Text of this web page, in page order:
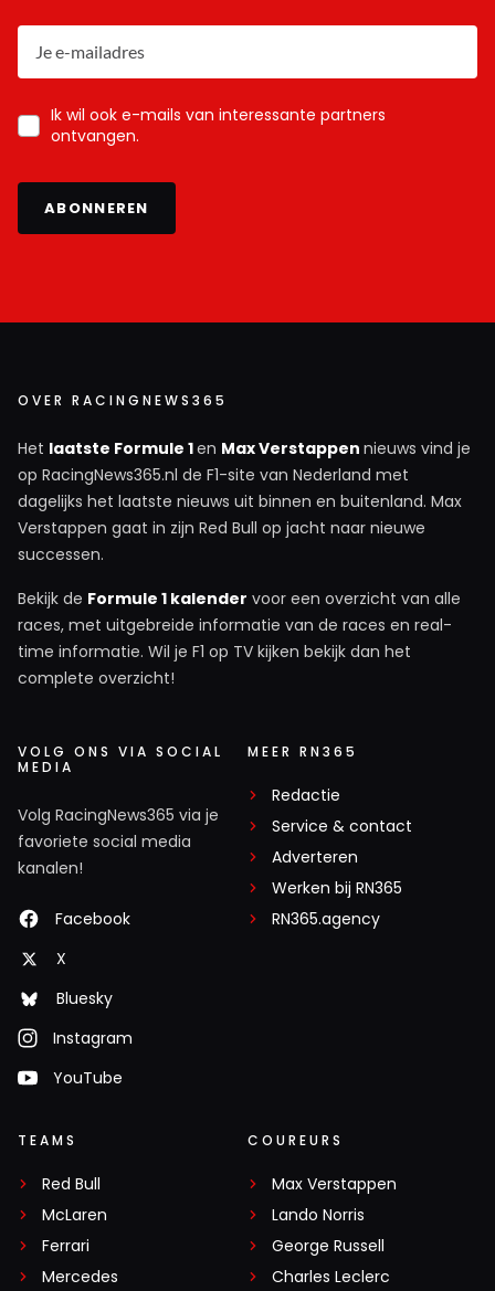
Ik wil ook e-mails van interessante partners
ontvangen.
ABONNEREN
OVER RACINGNEWS365
Het laatste Formule 1en Max Verstappen nieuws vind je
op RacingNews365.nl de F1-site van Nederland met
dagelijks het laatste nieuws uit binnen en buitenland. Max
Verstappen gaat in zijn Red Bull op jacht naar nieuwe
successen.
Bekijk de Formule 1 kalender voor een overzicht van alle
races, met uitgebreide informatie van de races en real-
time informatie. Wil je F1 op TV kijken bekijk dan het
complete overzicht!
VOLG ONS VIA SOCIAL
MEDIA
Volg RacingNews365 via je
favoriete social media
kanalen!
Facebook
X
Bluesky
Instagram
YouTube
MEER RN365
Redactie
Service & contact
Adverteren
Werken bij RN365
RN365.agency
TEAMS
Red Bull
McLaren
Ferrari
Mercedes
COUREURS
Max Verstappen
Lando Norris
George Russell
Charles Leclerc